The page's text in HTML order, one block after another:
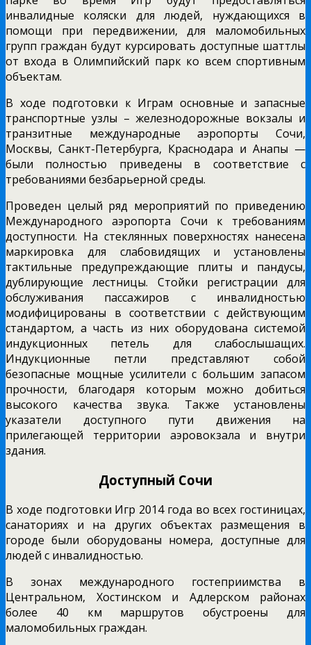
инвалидные коляски для людей, нуждающихся в
помощи при передвижении, для маломобильных
групп граждан будут курсировать доступные шаттлы
от входа в Олимпийский парк ко всем спортивным
объектам.
В ходе подготовки к Играм основные и запасные
транспортные узлы – железнодорожные вокзалы и
транзитные международные аэропорты Сочи,
Москвы, Санкт-Петербурга, Краснодара и Анапы —
были полностью приведены в соответствие с
требованиями безбарьерной среды.
Проведен целый ряд мероприятий по приведению
Международного аэропорта Сочи к требованиям
доступности. На стеклянных поверхностях нанесена
маркировка для слабовидящих и установлены
тактильные предупреждающие плиты и пандусы,
дублирующие лестницы. Стойки регистрации для
обслуживания пассажиров с инвалидностью
модифицированы в соответствии с действующим
стандартом, а часть из них оборудована системой
индукционных петель для слабослышащих.
Индукционные петли представляют собой
безопасные мощные усилители с большим запасом
прочности, благодаря которым можно добиться
высокого качества звука. Также установлены
указатели доступного пути движения на
прилегающей территории аэровокзала и внутри
здания.
Доступный Сочи
В ходе подготовки Игр 2014 года во всех гостиницах,
санаториях и на других объектах размещения в
городе были оборудованы номера, доступные для
людей с инвалидностью.
В зонах международного гостеприимства в
Центральном, Хостинском и Адлерском районах
более 40 км маршрутов обустроены для
маломобильных граждан.